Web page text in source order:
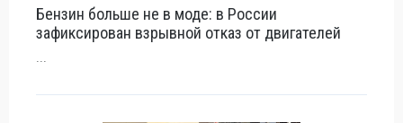
Бензин больше не в моде: в России
зафиксирован взрывной отказ от двигателей
...